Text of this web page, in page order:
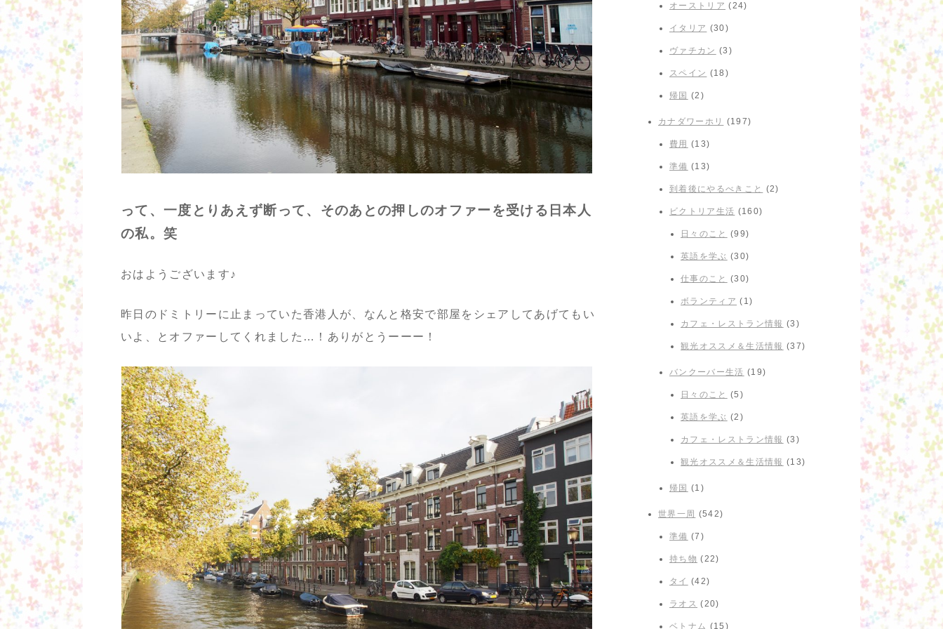
って、一度とりあえず断って、そのあとの押しのオファーを受ける日本人
の私。笑
おはようございます♪
昨日のドミトリーに止まっていた香港人が、なんと格安で部屋をシェアしてあげてもい
いよ、とオファーしてくれました…！ありがとうーーー！
オーストリア (24)
イタリア (30)
ヴァチカン (3)
スペイン (18)
帰国 (2)
カナダワーホリ (197)
費用 (13)
準備 (13)
到着後にやるべきこと (2)
ビクトリア生活 (160)
日々のこと (99)
英語を学ぶ (30)
仕事のこと (30)
ボランティア (1)
カフェ・レストラン情報 (3)
観光オススメ＆生活情報 (37)
バンクーバー生活 (19)
日々のこと (5)
英語を学ぶ (2)
カフェ・レストラン情報 (3)
観光オススメ＆生活情報 (13)
帰国 (1)
世界一周 (542)
準備 (7)
持ち物 (22)
タイ (42)
ラオス (20)
ベトナム (15)